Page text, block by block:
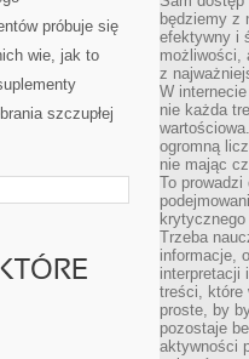
próbuje się
wie, jak to
szczupłej
będziemy z
efektywny i
możliwości,
z
W
nie każda
ogromną
nie mając
To
Trzeba
informacje,
interpretacji
treści, które
proste, by
pozostaje
aktywności